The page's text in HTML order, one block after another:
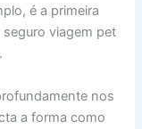
é a primeira
viagem pet
nos
a forma como